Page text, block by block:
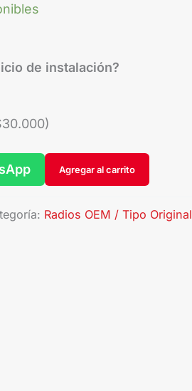
de instalación?
30.000)
Agregar al carrito
Radios OEM / Tipo Original